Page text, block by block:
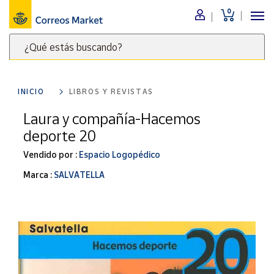
0
¿Qué estás buscando?
clave
para
buscar
productos
Correos
Menú
Nuestro
catálogo
Alimentación
Bebidas
Ocio y cultura
Juguetes y
Merchandising
y regalos
Correos
INICIO LIBROS Y REVISTAS
Laura y compañía-Hacemos
deporte 20
Vendido por : Espacio Logopédico
Marca : SALVATELLA